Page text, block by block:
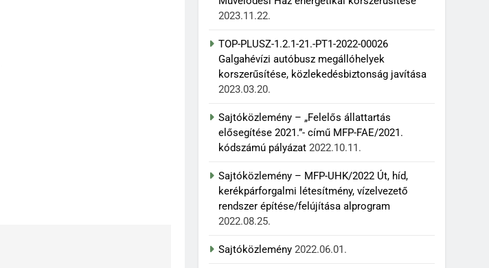
2023.11.22.
TOP-PLUSZ-1.2.1-21.-PT1-2022-00026
Galgahévízi autóbusz megállóhelyek
korszerűsítése, közlekedésbiztonság javítása
2023.03.20.
Sajtóközlemény – „Felelős állattartás
elősegítése 2021.”- című MFP-FAE/2021.
kódszámú pályázat 2022.10.11.
Sajtóközlemény – MFP-UHK/2022 Út, híd,
kerékpárforgalmi létesítmény, vízelvezető
rendszer építése/felújítása alprogram
2022.08.25.
Sajtóközlemény 2022.06.01.